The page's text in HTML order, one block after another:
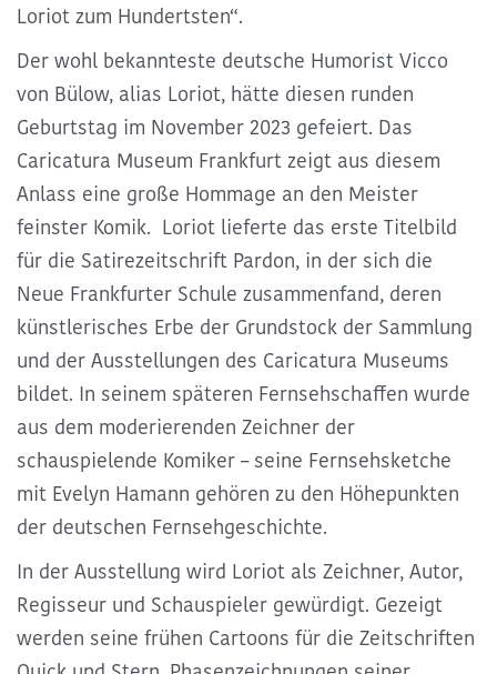
Loriot zum Hundertsten“.
Der wohl bekannteste deutsche Humorist Vicco
von Bülow, alias Loriot, hätte diesen runden
Geburtstag im November 2023 gefeiert. Das
Caricatura Museum Frankfurt zeigt aus diesem
Anlass eine große Hommage an den Meister
feinster Komik. Loriot lieferte das erste Titelbild
für die Satirezeitschrift Pardon, in der sich die
Neue Frankfurter Schule zusammenfand, deren
künstlerisches Erbe der Grundstock der Sammlung
und der Ausstellungen des Caricatura Museums
bildet. In seinem späteren Fernsehschaffen wurde
aus dem moderierenden Zeichner der
schauspielende Komiker – seine Fernsehsketche
mit Evelyn Hamann gehören zu den Höhepunkten
der deutschen Fernsehgeschichte.
In der Ausstellung wird Loriot als Zeichner, Autor,
Regisseur und Schauspieler gewürdigt. Gezeigt
werden seine frühen Cartoons für die Zeitschriften